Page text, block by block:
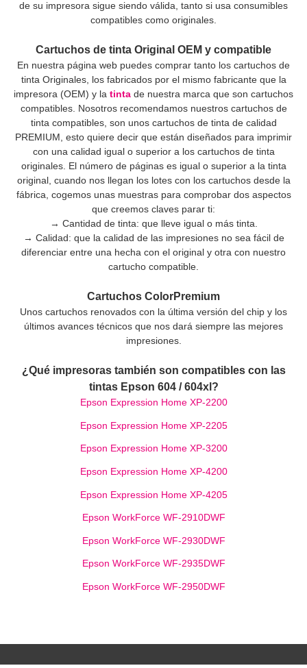
de su impresora sigue siendo válida, tanto si usa consumibles
compatibles como originales.
Cartuchos de tinta Original OEM y compatible
En nuestra página web puedes comprar tanto los cartuchos de
tinta Originales, los fabricados por el mismo fabricante que la
impresora (OEM) y la tinta de nuestra marca que son cartuchos
compatibles. Nosotros recomendamos nuestros cartuchos de
tinta compatibles, son unos cartuchos de tinta de calidad
PREMIUM, esto quiere decir que están diseñados para imprimir
con una calidad igual o superior a los cartuchos de tinta
originales. El número de páginas es igual o superior a la tinta
original, cuando nos llegan los lotes con los cartuchos desde la
fábrica, cogemos unas muestras para comprobar dos aspectos
que creemos claves parar ti:
→ Cantidad de tinta: que lleve igual o más tinta.
→ Calidad: que la calidad de las impresiones no sea fácil de
diferenciar entre una hecha con el original y otra con nuestro
cartucho compatible.
Cartuchos ColorPremium
Unos cartuchos renovados con la última versión del chip y los
últimos avances técnicos que nos dará siempre las mejores
impresiones.
¿Qué impresoras también son compatibles con las
tintas Epson 604 / 604xl?
Epson Expression Home XP-2200
Epson Expression Home XP-2205
Epson Expression Home XP-3200
Epson Expression Home XP-4200
Epson Expression Home XP-4205
Epson WorkForce WF-2910DWF
Epson WorkForce WF-2930DWF
Epson WorkForce WF-2935DWF
Epson WorkForce WF-2950DWF